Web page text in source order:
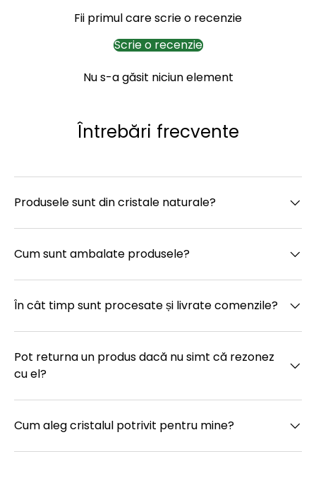
Fii primul care scrie o recenzie
Scrie o recenzie
Nu s-a găsit niciun element
Întrebări frecvente
Produsele sunt din cristale naturale?
Cum sunt ambalate produsele?
În cât timp sunt procesate și livrate comenzile?
Pot returna un produs dacă nu simt că rezonez
cu el?
Cum aleg cristalul potrivit pentru mine?